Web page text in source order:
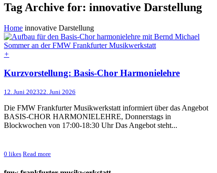
Tag Archive for: innovative Darstellung
Home innovative Darstellung
+
Kurzvorstellung: Basis-Chor Harmonielehre
12. Juni 202322. Juni 2026
Die FMW Frankfurter Musikwerkstatt informiert über das Angebot
BASIS-CHOR HARMONIELEHRE, Donnerstags in
Blockwochen von 17:00-18:30 Uhr Das Angebot steht...
0 likes Read more